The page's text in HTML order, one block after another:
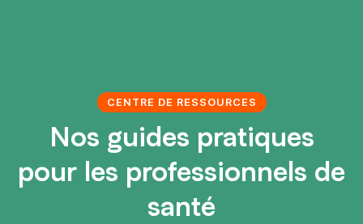
CENTRE DE RESSOURCES
Nos guides pratiques
pour les professionnels de
santé